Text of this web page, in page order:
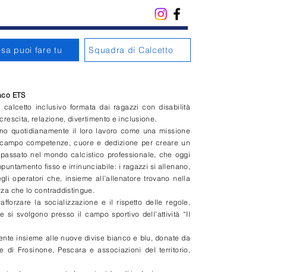
puoi fare tu Squadra di Calcetto
ETS
inclusivo formata dai ragazzi con disabilità
relazione, divertimento e inclusione.
quotidianamente il loro lavoro come una missione
competenze, cuore e dedizione per creare un
nel mondo calcistico professionale, che oggi
fisso e irrinunciabile: i ragazzi si allenano,
operatori che, insieme all’allenatore trovano nella
che lo contraddistingue.
la socializzazione e il rispetto delle regole,
svolgono presso il campo sportivo dell’attività “Il
insieme alle nuove divise bianco e blu, donate da
di Frosinone, Pescara e associazioni del territorio,